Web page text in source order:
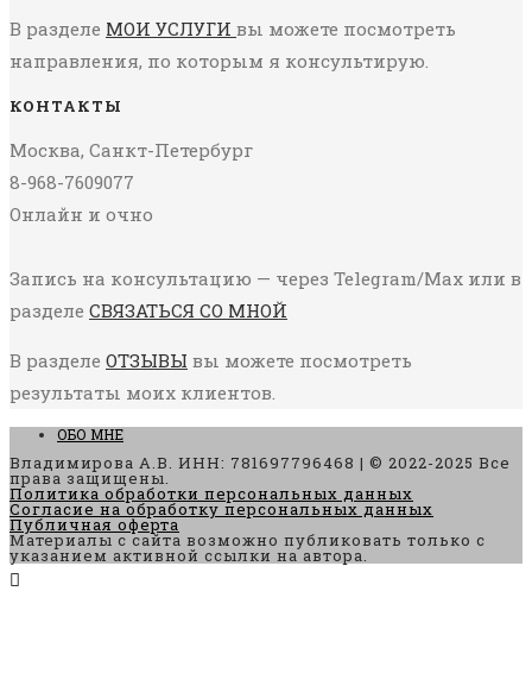
В разделе МОИ УСЛУГИ вы можете посмотреть
направления, по которым я консультирую.
КОНТАКТЫ
Москва, Санкт-Петербург
8-968-7609077
Онлайн и очно
Запись на консультацию — через Telegram/Max или в
разделе СВЯЗАТЬСЯ СО МНОЙ
В разделе ОТЗЫВЫ вы можете посмотреть
результаты моих клиентов.
ОБО МНЕ
Владимирова А.В. ИНН: 781697796468 | © 2022-2025 Все
права защищены.
Политика обработки персональных данных
Согласие на обработку персональных данных
Публичная оферта
Материалы с сайта возможно публиковать только с
указанием активной ссылки на автора.